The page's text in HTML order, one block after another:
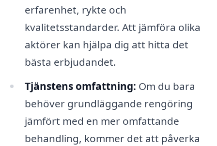
erfarenhet, rykte och
kvalitetsstandarder. Att jämföra olika
aktörer kan hjälpa dig att hitta det
bästa erbjudandet.
Tjänstens omfattning: Om du bara
behöver grundläggande rengöring
jämfört med en mer omfattande
behandling, kommer det att påverka